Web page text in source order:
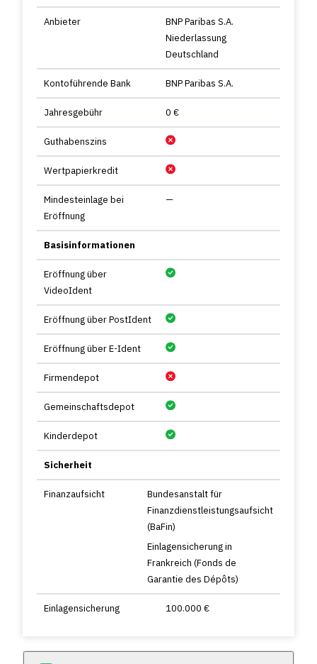
Anbieter
BNP Paribas S.A.
Niederlassung
Deutschland
Kontoführende Bank BNP Paribas S.A.
Jahresgebühr 0 €
Guthabenszins
Wertpapierkredit
Mindesteinlage bei
Eröffnung
—
Basisinformationen
Eröffnung über
VideoIdent
Eröffnung über PostIdent
Eröffnung über E-Ident
Firmendepot
Gemeinschaftsdepot
Kinderdepot
Sicherheit
Finanzaufsicht
Bundesanstalt für
Finanzdienstleistungsaufsicht
(BaFin)
Einlagensicherung in
Frankreich (Fonds de
Garantie des Dépôts)
Einlagensicherung 100.000 €